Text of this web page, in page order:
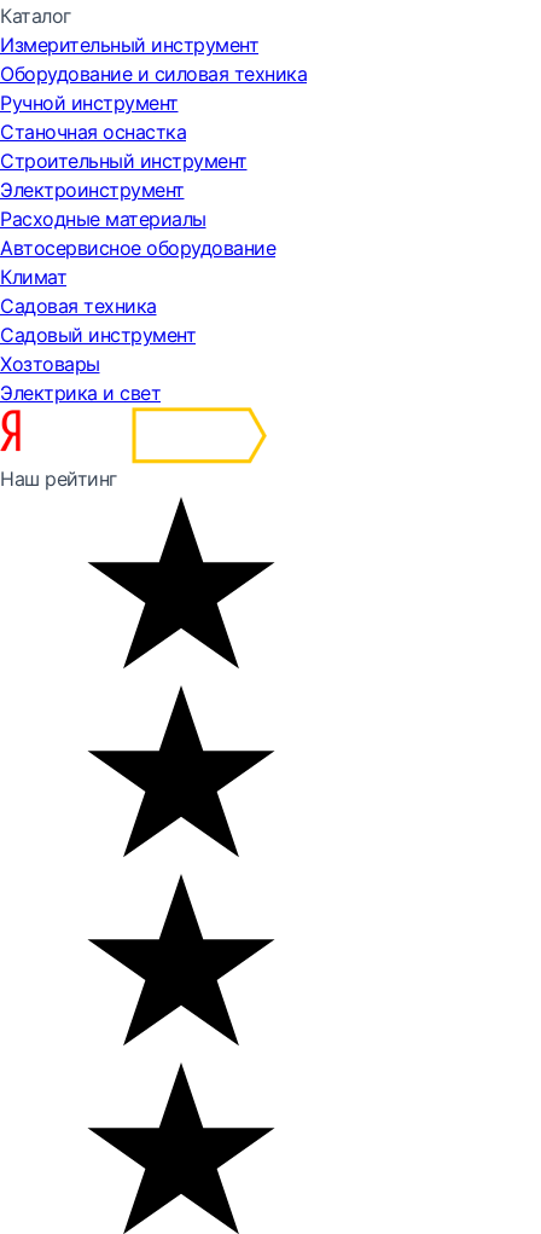
Каталог
Измерительный инструмент
Оборудование и силовая техника
Ручной инструмент
Станочная оснастка
Строительный инструмент
Электроинструмент
Расходные материалы
Автосервисное оборудование
Климат
Садовая техника
Садовый инструмент
Хозтовары
Электрика и свет
Наш рейтинг